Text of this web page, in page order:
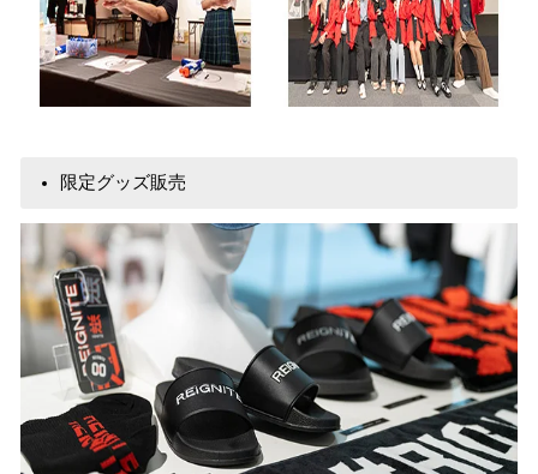
限定グッズ販売